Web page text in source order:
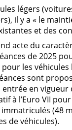
légers
il y a « le
et des
acte du
de 2025
pour les
sont
entrée en vigueur
à l’Euro VII
(48
de véhicules).